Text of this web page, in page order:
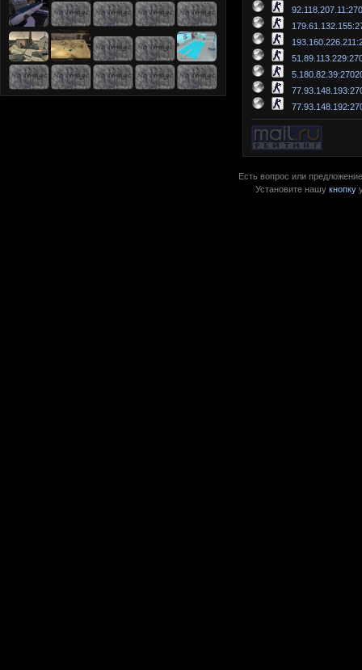
Есть вопрос или
Установите нашу кнопку